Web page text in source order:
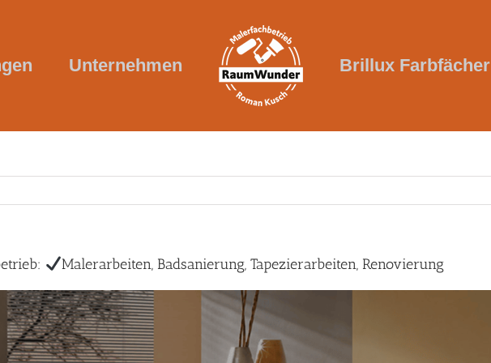
Unternehmen Brillux Farbfächer
Malerarbeiten, Badsanierung, Tapezierarbeiten, Renovierung